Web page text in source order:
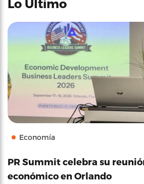
Lo Último
Economía
PR Summit celebra su
económico en Orlando